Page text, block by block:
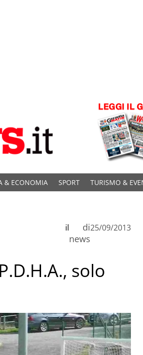
& ECONOMIA SPORT TURISMO &
di
news
il 25/09/2013
solo